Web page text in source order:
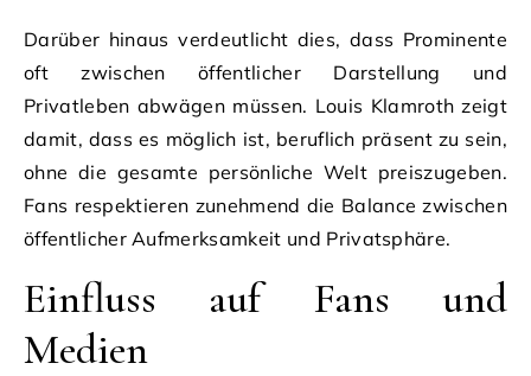
Darüber hinaus verdeutlicht dies, dass Prominente
oft zwischen öffentlicher Darstellung und
Privatleben abwägen müssen. Louis Klamroth zeigt
damit, dass es möglich ist, beruflich präsent zu sein,
ohne die gesamte persönliche Welt preiszugeben.
Fans respektieren zunehmend die Balance zwischen
öffentlicher Aufmerksamkeit und Privatsphäre.
Einfluss auf Fans und
Medien